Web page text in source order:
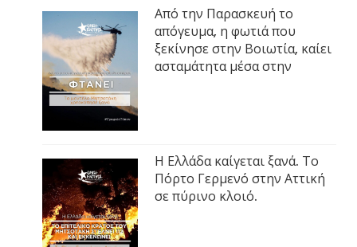
Από την Παρασκευή το
απόγευμα, η φωτιά που
ξεκίνησε στην Βοιωτία, καίει
ασταμάτητα μέσα στην
Η Ελλάδα καίγεται ξανά. Το
Πόρτο Γερμενό στην Αττική
σε πύρινο κλοιό.